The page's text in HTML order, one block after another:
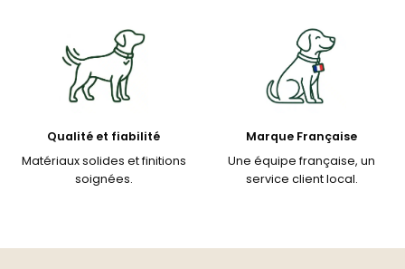
Qualité et fiabilité
Matériaux solides et finitions
soignées.
Marque Française
Une équipe française, un
service client local.